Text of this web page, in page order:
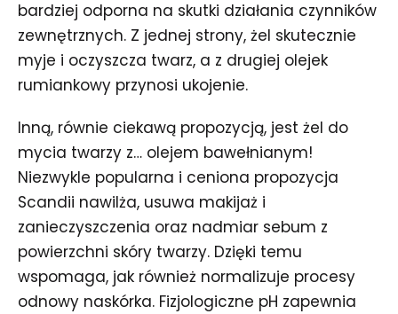
bardziej odporna na skutki działania czynników
zewnętrznych. Z jednej strony, żel skutecznie
myje i oczyszcza twarz, a z drugiej olejek
rumiankowy przynosi ukojenie.
Inną, równie ciekawą propozycją, jest żel do
mycia twarzy z… olejem bawełnianym!
Niezwykle popularna i ceniona propozycja
Scandii nawilża, usuwa makijaż i
zanieczyszczenia oraz nadmiar sebum z
powierzchni skóry twarzy. Dzięki temu
wspomaga, jak również normalizuje procesy
odnowy naskórka. Fizjologiczne pH zapewnia